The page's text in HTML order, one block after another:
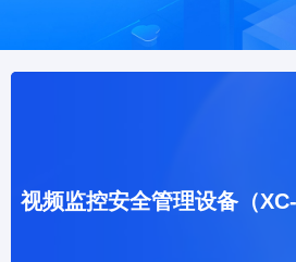
视频监控安全管理设备（